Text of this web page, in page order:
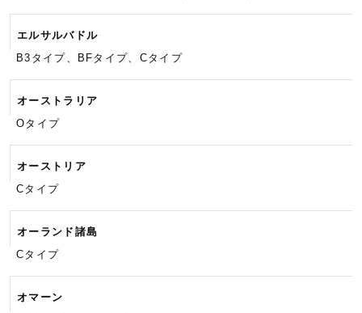
エルサルバドル
B3タイプ、BFタイプ、Cタイプ
オーストラリア
Oタイプ
オーストリア
Cタイプ
オーランド諸島
Cタイプ
オマーン